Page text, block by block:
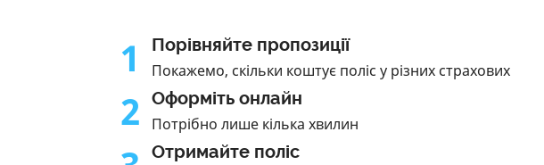
1 Порівняйте пропозиції
Покажемо, скільки коштує поліс у різних страхових
2 Оформіть онлайн
Потрібно лише кілька хвилин
Отримайте поліс